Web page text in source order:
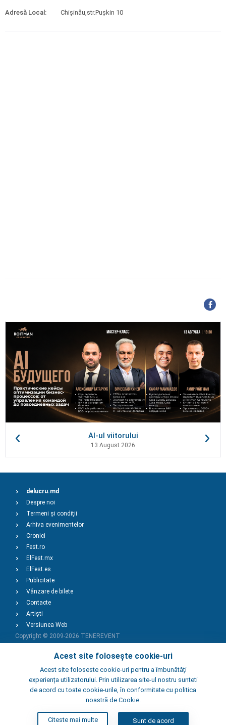
Adresă Local: Chişinău,str.Puşkin 10
AI-ul viitorului
13 August 2026
Acest site folosește cookie-uri
Acest site foloseste cookie-uri pentru a îmbunătăți
experiența utilizatorului. Prin utilizarea site-ul nostru sunteti
de acord cu toate cookie-urile, în conformitate cu politica
noastră de Cookie.
Citeste mai multe Sunt de acord
delucru.md
Despre noi
Termeni și condiții
Arhiva evenimentelor
Cronici
Fest.ro
ElFest.mx
ElFest.es
Publicitate
Vânzare de bilete
Contacte
Artiști
Versiunea Web
Copyright © 2009-2026 TENEREVENT
Adaugă Eveniment
Adaugă Local